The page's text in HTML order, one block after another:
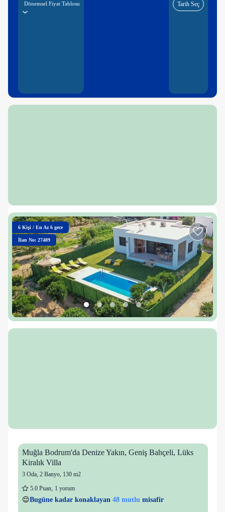
Dönemsel Fiyat Tablosu Tarih Seç
6 Kişi / En Az 6 gece
İlan No: 27489
Muğla Bodrum'da Denize Yakın, Geniş Bahçeli, Lüks
Kiralık Villa
3 Oda, 2 Banyo, 130 m2
5.0 Puan, 1 yorum
👀Son 1 saatte50 kişigörüntüledi
38 kişi